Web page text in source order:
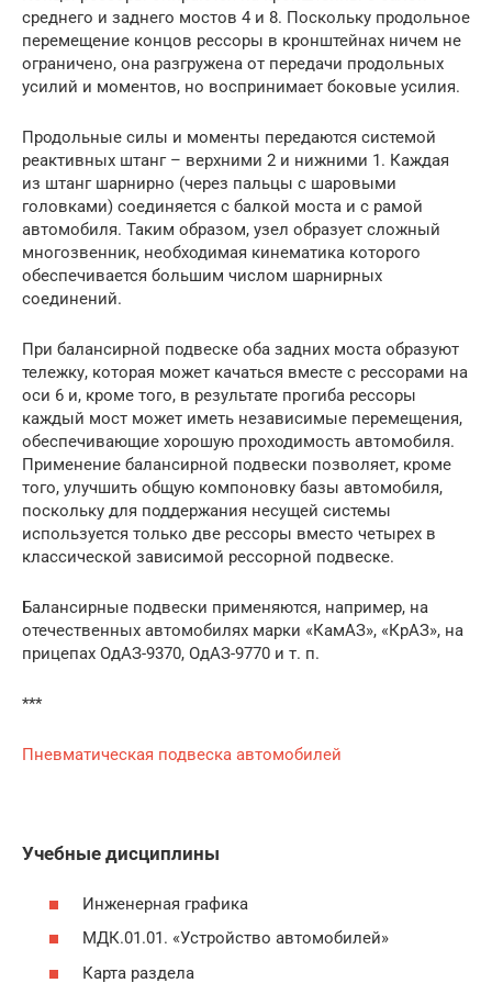
среднего и заднего мостов 4 и 8. Поскольку продольное
перемещение концов рессоры в кронштейнах ничем не
ограничено, она разгружена от передачи продольных
усилий и моментов, но воспринимает боковые усилия.
Продольные силы и моменты передаются системой
реактивных штанг – верхними 2 и нижними 1. Каждая
из штанг шарнирно (через пальцы с шаровыми
головками) соединяется с балкой моста и с рамой
автомобиля. Таким образом, узел образует сложный
многозвенник, необходимая кинематика которого
обеспечивается большим числом шарнирных
соединений.
При балансирной подвеске оба задних моста образуют
тележку, которая может качаться вместе с рессорами на
оси 6 и, кроме того, в результате прогиба рессоры
каждый мост может иметь независимые перемещения,
обеспечивающие хорошую проходимость автомобиля.
Применение балансирной подвески позволяет, кроме
того, улучшить общую компоновку базы автомобиля,
поскольку для поддержания несущей системы
используется только две рессоры вместо четырех в
классической зависимой рессорной подвеске.
Балансирные подвески применяются, например, на
отечественных автомобилях марки «КамАЗ», «КрАЗ», на
прицепах ОдАЗ-9370, ОдАЗ-9770 и т. п.
***
Пневматическая подвеска автомобилей
Учебные дисциплины
Инженерная графика
МДК.01.01. «Устройство автомобилей»
Карта раздела